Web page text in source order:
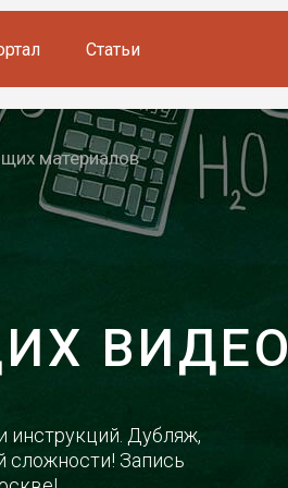
Статьи
материалов
ВИДЕО
инструкций. Дубляж,
сложности! Запись